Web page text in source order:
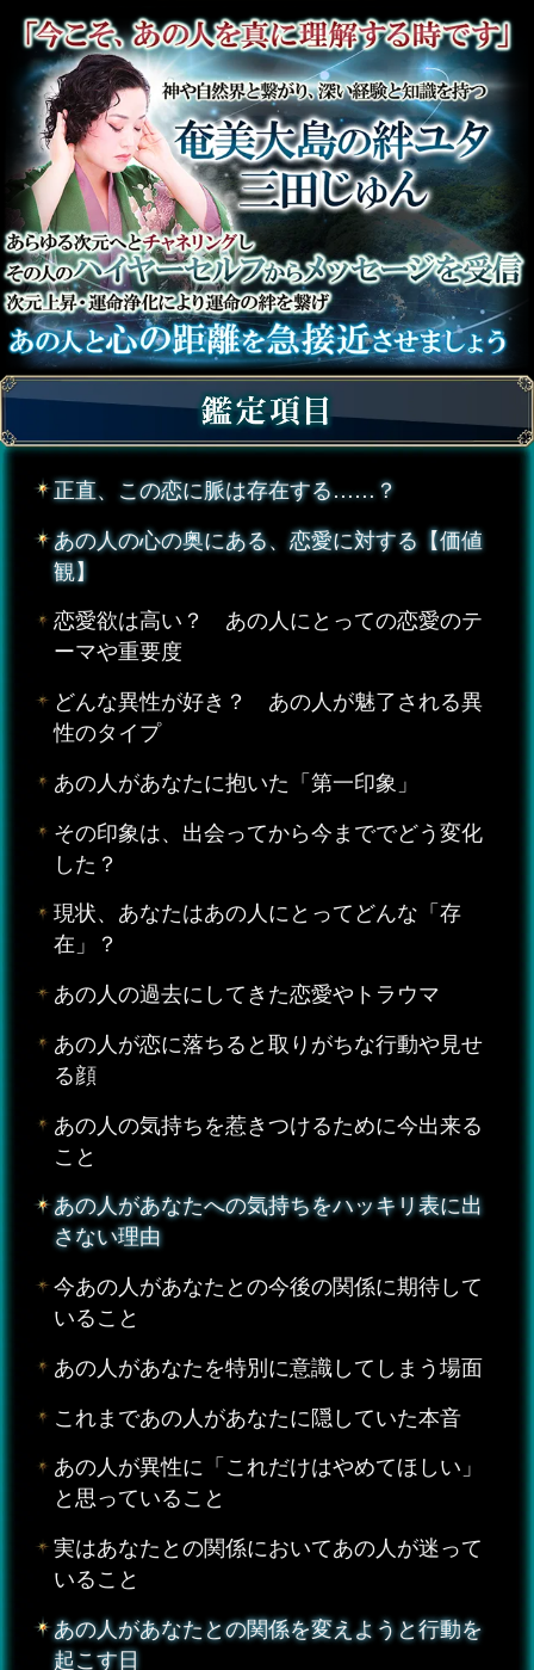
正直、この恋に脈は存在する……？
あの人の心の奥にある、恋愛に対する【価値
観】
恋愛欲は高い？ あの人にとっての恋愛のテ
ーマや重要度
どんな異性が好き？ あの人が魅了される異
性のタイプ
あの人があなたに抱いた「第一印象」
その印象は、出会ってから今まででどう変化
した？
現状、あなたはあの人にとってどんな「存
在」？
あの人の過去にしてきた恋愛やトラウマ
あの人が恋に落ちると取りがちな行動や見せ
る顔
あの人の気持ちを惹きつけるために今出来る
こと
あの人があなたへの気持ちをハッキリ表に出
さない理由
今あの人があなたとの今後の関係に期待して
いること
あの人があなたを特別に意識してしまう場面
これまであの人があなたに隠していた本音
あの人が異性に「これだけはやめてほしい」
と思っていること
実はあなたとの関係においてあの人が迷って
いること
あの人があなたとの関係を変えようと行動を
起こす日